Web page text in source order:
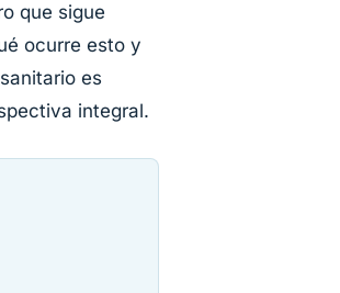
que sigue
ocurre esto y
es
integral.